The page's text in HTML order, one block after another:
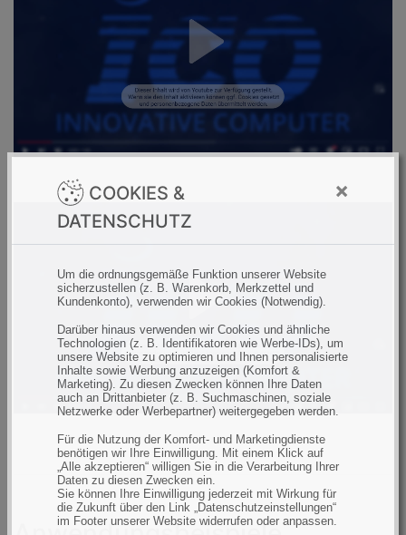
COOKIES &
DATENSCHUTZ
×
Um die ordnungsgemäße Funktion unserer Website
sicherzustellen (z. B. Warenkorb, Merkzettel und
Kundenkonto), verwenden wir Cookies (Notwendig).
Darüber hinaus verwenden wir Cookies und ähnliche
Technologien (z. B. Identifikatoren wie Werbe-IDs), um
unsere Website zu optimieren und Ihnen personalisierte
Inhalte sowie Werbung anzuzeigen (Komfort &
Marketing). Zu diesen Zwecken können Ihre Daten
auch an Drittanbieter (z. B. Suchmaschinen, soziale
Netzwerke oder Werbepartner) weitergegeben werden.
Für die Nutzung der Komfort- und Marketingdienste
benötigen wir Ihre Einwilligung. Mit einem Klick auf
„Alle akzeptieren“ willigen Sie in die Verarbeitung Ihrer
Daten zu diesen Zwecken ein.
Sie können Ihre Einwilligung jederzeit mit Wirkung für
die Zukunft über den Link „Datenschutzeinstellungen“
im Footer unserer Website widerrufen oder anpassen.